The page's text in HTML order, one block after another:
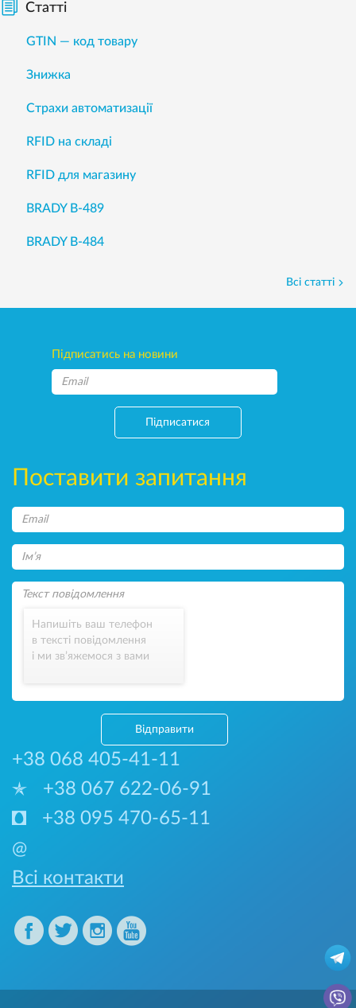
Статті
GTIN — код товару
Знижка
Страхи автоматизації
RFID на складі
RFID для магазину
BRADY B-489
BRADY B-484
Всі статті
Підписатись на новини
Підписатися
Поставити запитання
Напишіть ваш телефон
в тексті повідомлення
і ми зв’яжемося з вами
Відправити
+38 068 405-41-11
+38 067 622-06-91
+38 095 470-65-11
@
Всі контакти